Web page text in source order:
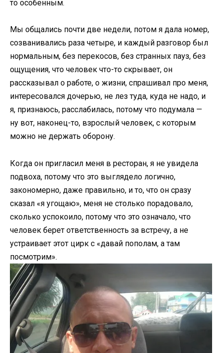
то особенным.
Мы общались почти две недели, потом я дала номер,
созванивались раза четыре, и каждый разговор был
нормальным, без перекосов, без странных пауз, без
ощущения, что человек что-то скрывает, он
рассказывал о работе, о жизни, спрашивал про меня,
интересовался дочерью, не лез туда, куда не надо, и
я, признаюсь, расслабилась, потому что подумала —
ну вот, наконец-то, взрослый человек, с которым
можно не держать оборону.
Когда он пригласил меня в ресторан, я не увидела
подвоха, потому что это выглядело логично,
закономерно, даже правильно, и то, что он сразу
сказал «я угощаю», меня не столько порадовало,
сколько успокоило, потому что это означало, что
человек берет ответственность за встречу, а не
устраивает этот цирк с «давай пополам, а там
посмотрим».